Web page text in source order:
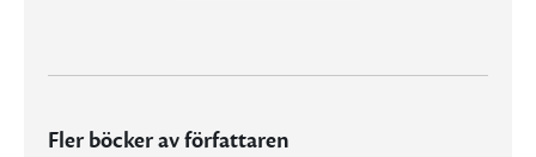
Fler böcker av författaren